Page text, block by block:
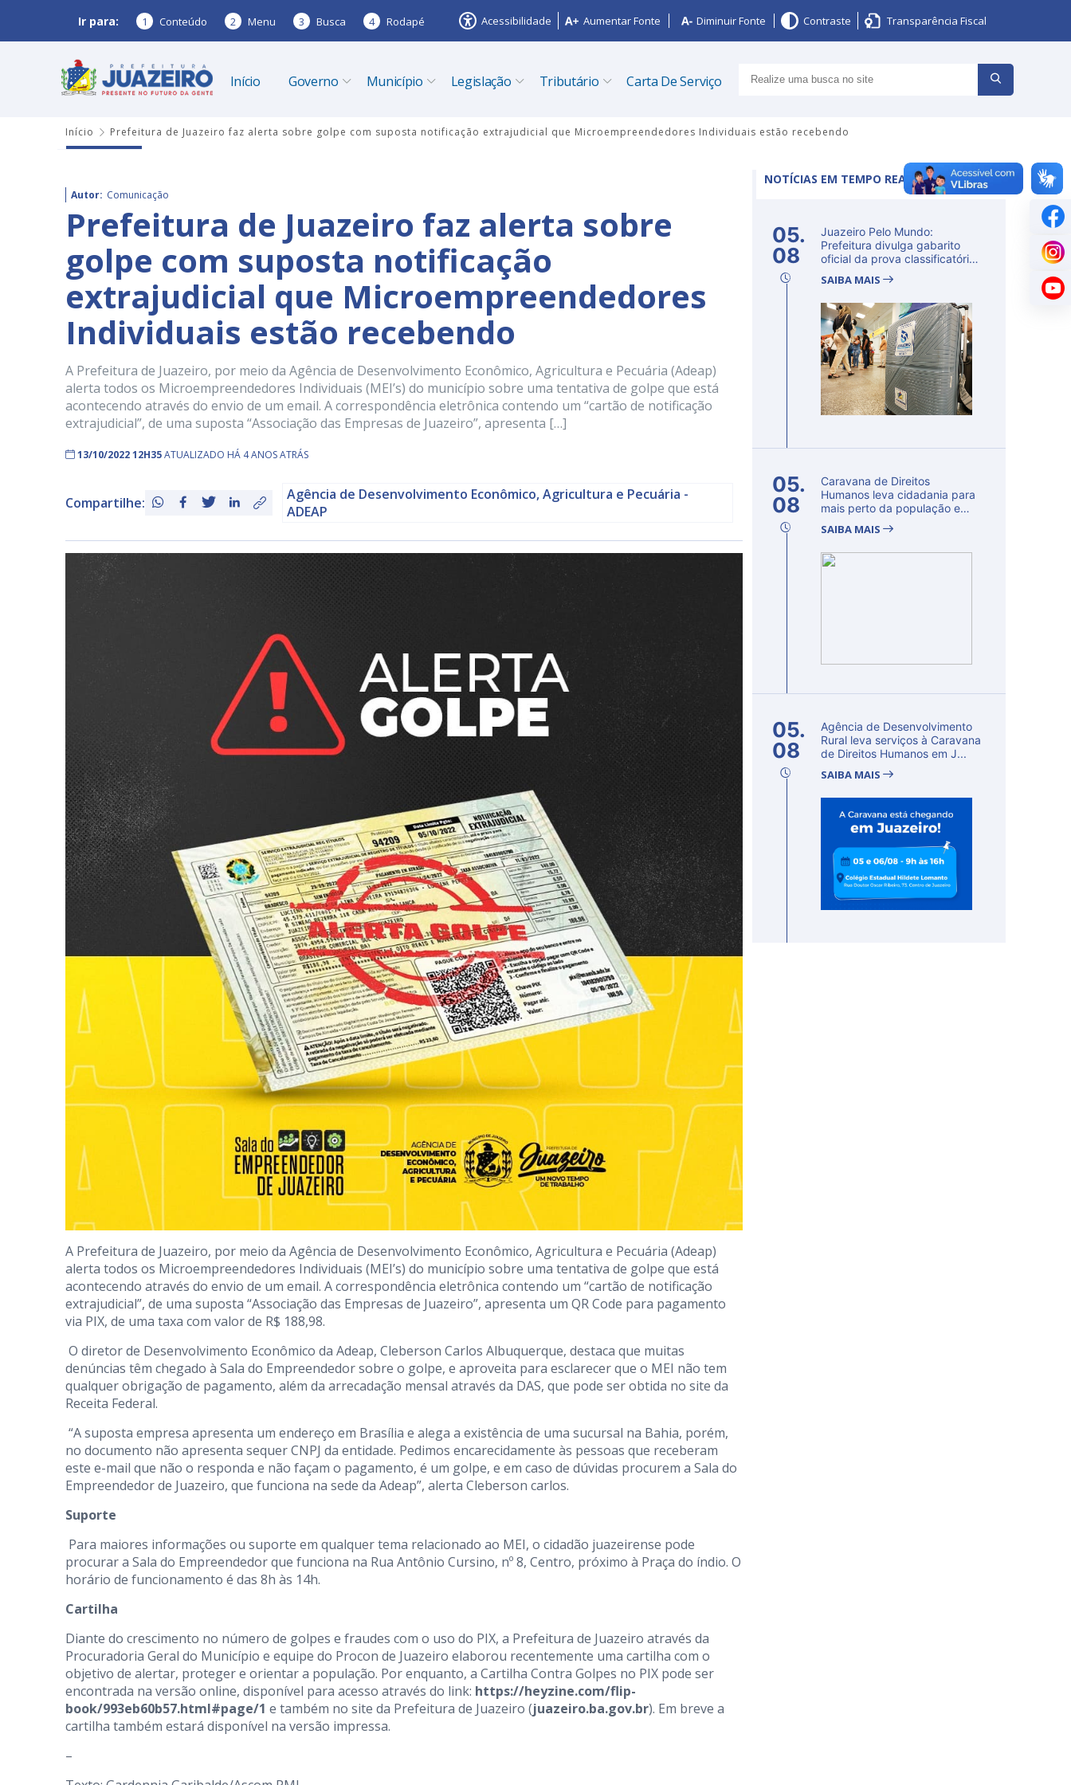
Ir para: 1 Conteúdo 2 Menu 3 Busca 4 Rodapé Acessibilidade Aumentar Fonte Diminuir Fonte Contraste Transparência Fiscal
Início Governo Município Legislação Tributário Carta De Serviço
Início Prefeitura de Juazeiro faz alerta sobre golpe com suposta notificação extrajudicial que Microempreendedores Individuais estão recebendo
Autor: Comunicação
Prefeitura de Juazeiro faz alerta sobre
golpe com suposta notificação
extrajudicial que Microempreendedores
Individuais estão recebendo
A Prefeitura de Juazeiro, por meio da Agência de Desenvolvimento Econômico, Agricultura e Pecuária (Adeap)
alerta todos os Microempreendedores Individuais (MEI’s) do município sobre uma tentativa de golpe que está
acontecendo através do envio de um email. A correspondência eletrônica contendo um “cartão de notificação
extrajudicial”, de uma suposta “Associação das Empresas de Juazeiro”, apresenta […]
13/10/2022 12H35ATUALIZADO HÁ 4 ANOS ATRÁS
Compartilhe:
Agência de Desenvolvimento Econômico, Agricultura e Pecuária -
ADEAP
A Prefeitura de Juazeiro, por meio da Agência de Desenvolvimento Econômico, Agricultura e Pecuária (Adeap)
alerta todos os Microempreendedores Individuais (MEI’s) do município sobre uma tentativa de golpe que está
acontecendo através do envio de um email. A correspondência eletrônica contendo um “cartão de notificação
extrajudicial”, de uma suposta “Associação das Empresas de Juazeiro”, apresenta um QR Code para pagamento
via PIX, de uma taxa com valor de R$ 188,98.
O diretor de Desenvolvimento Econômico da Adeap, Cleberson Carlos Albuquerque, destaca que muitas
denúncias têm chegado à Sala do Empreendedor sobre o golpe, e aproveita para esclarecer que o MEI não tem
qualquer obrigação de pagamento, além da arrecadação mensal através da DAS, que pode ser obtida no site da
Receita Federal.
“A suposta empresa apresenta um endereço em Brasília e alega a existência de uma sucursal na Bahia, porém,
no documento não apresenta sequer CNPJ da entidade. Pedimos encarecidamente às pessoas que receberam
este e-mail que não o responda e não façam o pagamento, é um golpe, e em caso de dúvidas procurem a Sala do
Empreendedor de Juazeiro, que funciona na sede da Adeap”, alerta Cleberson carlos.
Suporte
Para maiores informações ou suporte em qualquer tema relacionado ao MEI, o cidadão juazeirense pode
procurar a Sala do Empreendedor que funciona na Rua Antônio Cursino, nº 8, Centro, próximo à Praça do índio. O
horário de funcionamento é das 8h às 14h.
Cartilha
Diante do crescimento no número de golpes e fraudes com o uso do PIX, a Prefeitura de Juazeiro através da
Procuradoria Geral do Município e equipe do Procon de Juazeiro elaborou recentemente uma cartilha com o
objetivo de alertar, proteger e orientar a população. Por enquanto, a Cartilha Contra Golpes no PIX pode ser
encontrada na versão online, disponível para acesso através do link: https://heyzine.com/flip-
book/993eb60b57.html#page/1 e também no site da Prefeitura de Juazeiro (juazeiro.ba.gov.br). Em breve a
cartilha também estará disponível na versão impressa.
–
NOTÍCIAS EM TEMPO REAL
05.
08
Juazeiro Pelo Mundo:
Prefeitura divulga gabarito
oficial da prova classificatória
SAIBA MAIS
05.
08
Caravana de Direitos
Humanos leva cidadania para
mais perto da população e
SAIBA MAIS
05.
08
Agência de Desenvolvimento
Rural leva serviços à Caravana
de Direitos Humanos em J...
SAIBA MAIS